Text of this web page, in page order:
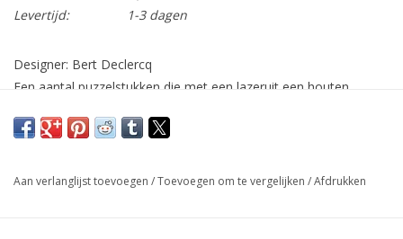
Levertijd:
1-3 dagen
Designer: Bert Declercq
Een aantal puzzelstukken die met een lazeruit een houten
bij de ontvanger voor een grote betrokkenheid en geeft het
Ontwerp: Lama
Aan verlanglijst toevoegen /Toevoegen om te vergelijken /Afdrukken